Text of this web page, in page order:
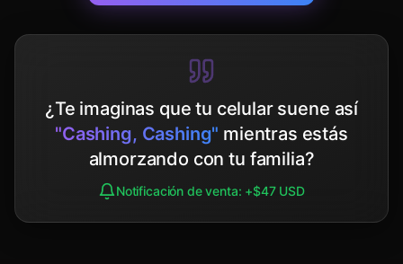
¿Te imaginas que tu celular suene así
"Cashing, Cashing" mientras estás
almorzando con tu familia?
Notificación de venta: +$47 USD